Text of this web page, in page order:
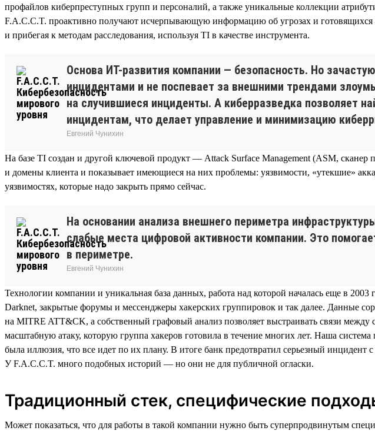
профайлов киберпреступных групп и персоналий, а также уникальные коллекции
F.A.C.C.T. проактивно получают исчерпывающую информацию об угрозах и
и прибегая к методам расследования, используя TI в качестве инструмента.
Основа ИТ-развития компании — безопасность. Но
инцидентами и не поспевает за внешними трендами
на случившиеся инциденты. А киберразведка позволяет
инцидентам, что делает управление и минимизацию
Евгений Чунихин
На базе TI создан и другой ключевой продукт — Attack Surface Management (ASM,
и домены клиента и показывает имеющиеся на них проблемы: уязвимости, «утекшие»
уязвимостях, которые надо закрыть прямо сейчас.
На основании анализа внешнего периметра
слабые места цифровой активности компании. Это
в периметре.
Евгений Чунихин
Технологии компании и уникальная база данных, работа над которой началась еще в
Darknet, закрытые форумы и мессенджеры хакерских группировок и так далее. Данные
на MITRE ATT&CK, а собственный графовый анализ позволяет выстраивать связи
масштабную атаку, которую группа хакеров готовила в течение многих лет. Наша
была иллюзия, что все идет по их плану. В итоге банк предотвратил серьезный инцидент
У F.A.C.C.T. много подобных историй — но они не для публичной огласки.
Традиционный стек, специфические
Может показаться, что для работы в такой компании нужно быть суперпродвинутым